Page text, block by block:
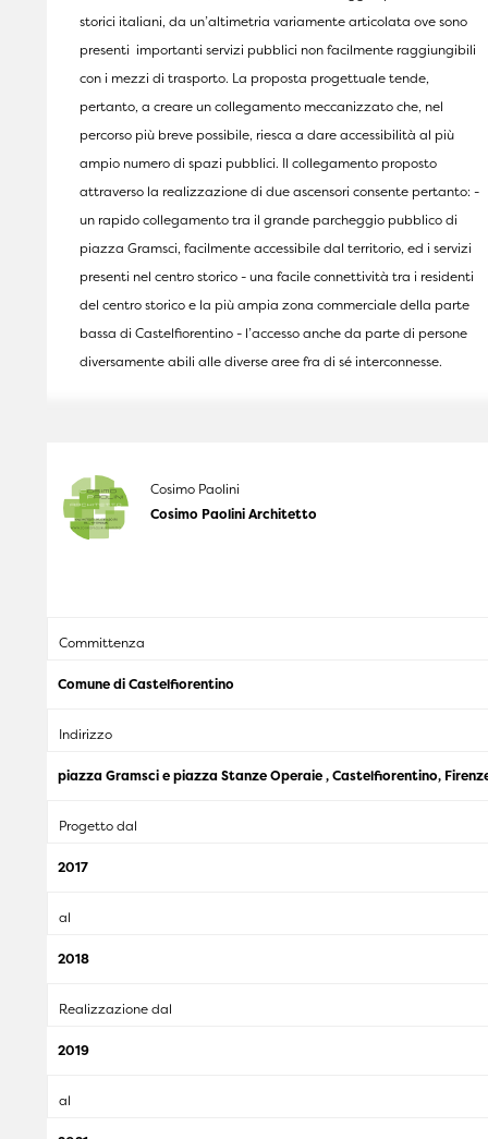
storici italiani, da un’altimetria variamente articolata ove sono
presenti importanti servizi pubblici non facilmente raggiungibili
con i mezzi di trasporto. La proposta progettuale tende,
pertanto, a creare un collegamento meccanizzato che, nel
percorso più breve possibile, riesca a dare accessibilità al più
ampio numero di spazi pubblici. Il collegamento proposto
attraverso la realizzazione di due ascensori consente pertanto: -
un rapido collegamento tra il grande parcheggio pubblico di
piazza Gramsci, facilmente accessibile dal territorio, ed i servizi
presenti nel centro storico - una facile connettività tra i residenti
del centro storico e la più ampia zona commerciale della parte
bassa di Castelfiorentino - l’accesso anche da parte di persone
diversamente abili alle diverse aree fra di sé interconnesse.
Cosimo Paolini
Cosimo Paolini Architetto
Committenza
Comune di Castelfiorentino
Indirizzo
piazza Gramsci e piazza Stanze Operaie , Castelfiorentino,
Progetto dal
2017
al
2018
Realizzazione dal
2019
al